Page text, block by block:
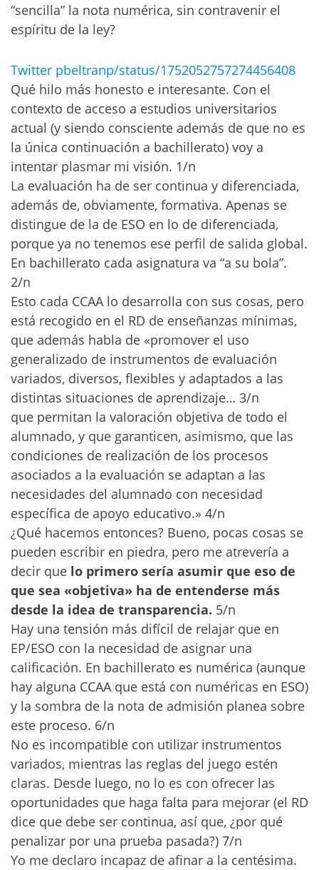
“sencilla” la nota numérica, sin contravenir el
espíritu de la ley?
Twitter pbeltranp/status/1752052757274456408
Qué hilo más honesto e interesante. Con el
contexto de acceso a estudios universitarios
actual (y siendo consciente además de que no es
la única continuación a bachillerato) voy a
intentar plasmar mi visión. 1/n
La evaluación ha de ser continua y diferenciada,
además de, obviamente, formativa. Apenas se
distingue de la de ESO en lo de diferenciada,
porque ya no tenemos ese perfil de salida global.
En bachillerato cada asignatura va “a su bola”.
2/n
Esto cada CCAA lo desarrolla con sus cosas, pero
está recogido en el RD de enseñanzas mínimas,
que además habla de «promover el uso
generalizado de instrumentos de evaluación
variados, diversos, flexibles y adaptados a las
distintas situaciones de aprendizaje… 3/n
que permitan la valoración objetiva de todo el
alumnado, y que garanticen, asimismo, que las
condiciones de realización de los procesos
asociados a la evaluación se adaptan a las
necesidades del alumnado con necesidad
específica de apoyo educativo.» 4/n
¿Qué hacemos entonces? Bueno, pocas cosas se
pueden escribir en piedra, pero me atrevería a
decir que lo primero sería asumir que eso de
que sea «objetiva» ha de entenderse más
desde la idea de transparencia. 5/n
Hay una tensión más difícil de relajar que en
EP/ESO con la necesidad de asignar una
calificación. En bachillerato es numérica (aunque
hay alguna CCAA que está con numéricas en ESO)
y la sombra de la nota de admisión planea sobre
este proceso. 6/n
No es incompatible con utilizar instrumentos
variados, mientras las reglas del juego estén
claras. Desde luego, no lo es con ofrecer las
oportunidades que haga falta para mejorar (el RD
dice que debe ser continua, así que, ¿por qué
penalizar por una prueba pasada?) 7/n
Yo me declaro incapaz de afinar a la centésima.